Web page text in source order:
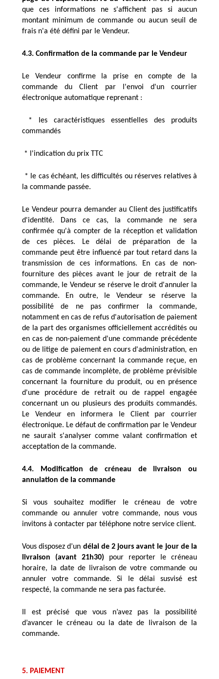
que ces informations ne s'affichent pas si aucun
montant minimum de commande ou aucun seuil de
frais n'a été défini par le Vendeur.
4.3. Confirmation de la commande par le Vendeur
Le Vendeur confirme la prise en compte de la
commande du Client par l'envoi d'un courrier
électronique automatique reprenant :
commandés
* l'indication du prix TTC
la commande passée.
Le Vendeur pourra demander au Client des justificatifs
d'identité. Dans ce cas, la commande ne sera
confirmée qu'à compter de la réception et validation
de ces pièces. Le délai de préparation de la
commande peut être influencé par tout retard dans la
transmission de ces informations. En cas de non-
fourniture des pièces avant le jour de retrait de la
commande, le Vendeur se réserve le droit d'annuler la
commande. En outre, le Vendeur se réserve la
possibilité de ne pas confirmer la commande,
notamment en cas de refus d'autorisation de paiement
de la part des organismes officiellement accrédités ou
en cas de non-paiement d'une commande précédente
ou de litige de paiement en cours d'administration, en
cas de problème concernant la commande reçue, en
cas de commande incomplète, de problème prévisible
concernant la fourniture du produit, ou en présence
d'une procédure de retrait ou de rappel engagée
concernant un ou plusieurs des produits commandés.
Le Vendeur en informera le Client par courrier
électronique. Le défaut de confirmation par le Vendeur
ne saurait s'analyser comme valant confirmation et
acceptation de la commande.
4.4. Modification de créneau de livraison ou
annulation de la commande
Si vous souhaitez modifier le créneau de votre
commande ou annuler votre commande, nous vous
invitons à contacter par téléphone notre service client.
Vous disposez d’un délai de 2 jours avant le jour de la
livraison (avant 21h30) pour reporter le créneau
horaire, la date de livraison de votre commande ou
annuler votre commande. Si le délai susvisé est
respecté, la commande ne sera pas facturée.
Il est précisé que vous n’avez pas la possibilité
d’avancer le créneau ou la date de livraison de la
commande.
5. PAIEMENT